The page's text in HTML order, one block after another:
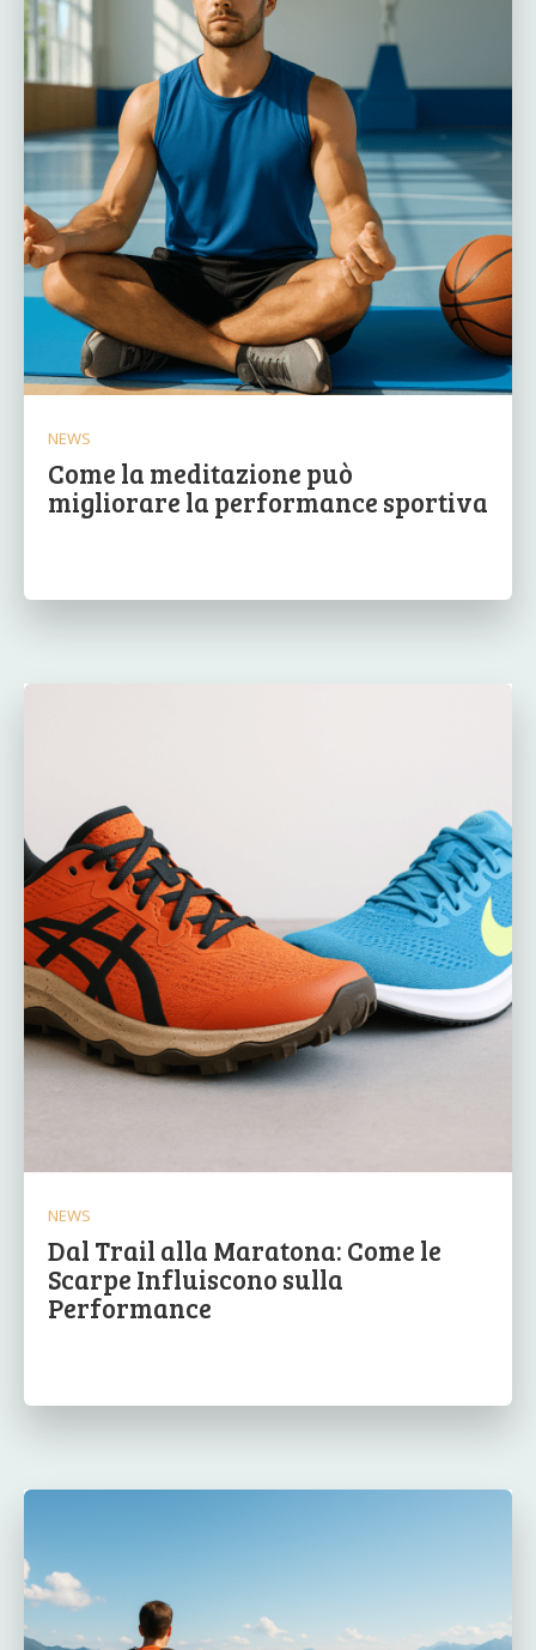
NEWS
Come la meditazione può
migliorare la performance sportiva
NEWS
Dal Trail alla Maratona: Come le
Scarpe Influiscono sulla
Performance